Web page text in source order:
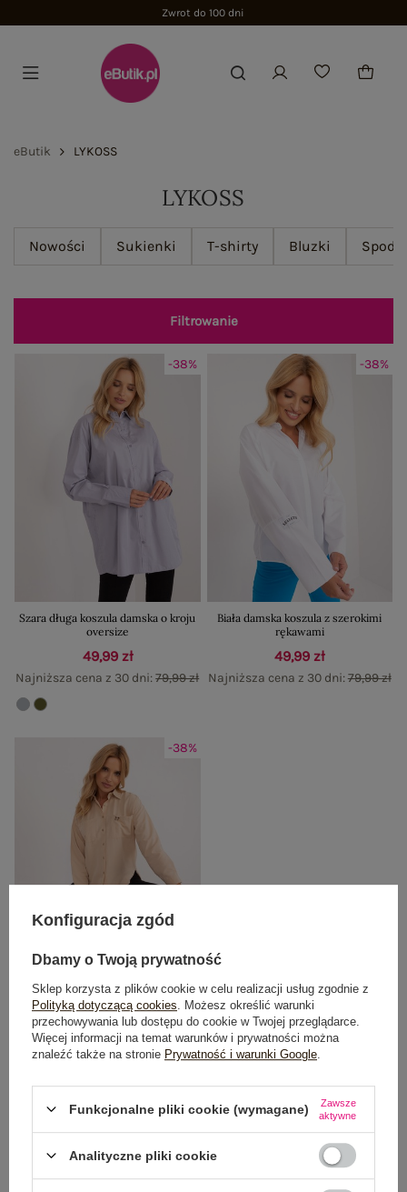
Zwrot do 100 dni
eButik LYKOSS
LYKOSS
Nowości Sukienki T-shirty Bluzki
Filtrowanie
-38%
Szara długa koszula damska o kroju
oversize
49,99 zł
Najniższa cena z 30 dni:79,99 zł
-38%
Biała damska koszula z szerokimi
rękawami
49,99 zł
Najniższa cena z 30 dni:79,99 zł
-38%
Beżowa asymetryczna koszula z
kieszeniami
49,99 zł
Najniższa cena z 30 dni:79,99 zł
Konfiguracja zgód
Dbamy o Twoją prywatność
Sklep korzysta z plików cookie w celu realizacji usług zgodnie z
Polityką dotyczącą cookies . Możesz określić warunki
przechowywania lub dostępu do cookie w Twojej przeglądarce.
Więcej informacji na temat warunków i prywatności można
znaleźć także na stronie Prywatność i warunki Google
Funkcjonalne pliki cookie (wymagane)
Zawsze
aktywne
Analityczne pliki cookie